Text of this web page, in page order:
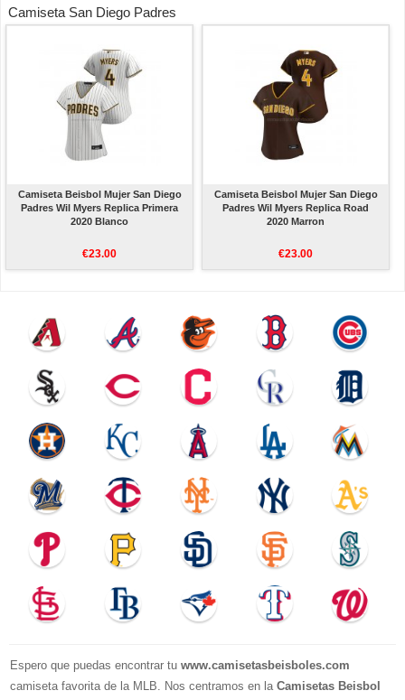
Camiseta San Diego Padres
Camiseta Beisbol Mujer San Diego
Padres Wil Myers Replica Primera
2020 Blanco
€23.00
Camiseta Beisbol Mujer San Diego
Padres Wil Myers Replica Road
2020 Marron
€23.00
Espero que puedas encontrar tu www.camisetasbeisboles.com
camiseta favorita de la MLB. Nos centramos en la Camisetas Beisbol